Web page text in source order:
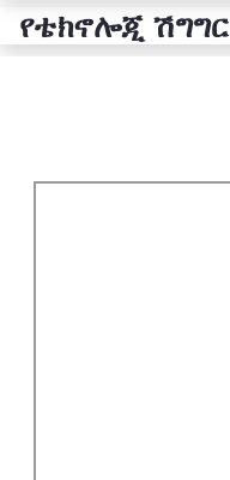
የቴክኖሎጂ ሽግግር